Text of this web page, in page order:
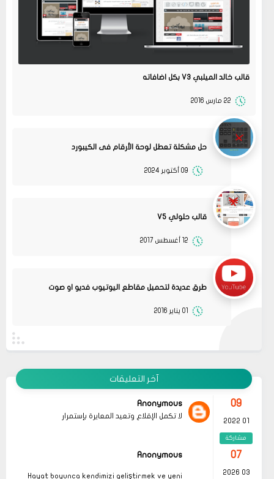
قالب خالد الميلبي V3 بكل اضافاته
22 مارس 2016
حل مشكلة تعطل لوحة الأرقام فى الكيبورد
09 أكتوبر 2024
قالب حلولي V5
12 أغسطس 2017
طرق عديدة لتحميل مقاطع اليوتيوب فديو او صوت
01 يناير 2016
آخر التعليقات
07
03 2026
Anonymous
Hayat boyunca kendimizi geliştirmek ve yeni
02 2022
مشاركة
أو عمل إعادة ضبط المصنع
08
جرب الطريقتين ممكن تحل المشكله
02 2022
حلولي
09
01 2022
مشاركة
Anonymous
لا تكمل الإقلاع وتعيد المعايرة بإستمرار